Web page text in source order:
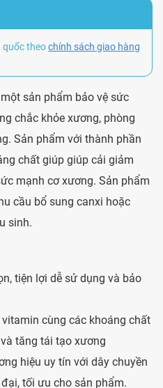
quốc theochính sách giao hàng
sản phẩm bảo vệ sức
chắc khỏe xương, phòng
Sản phẩm với thành phần
chất giúp giúp cải giảm
mạnh cơ xương. Sản phẩm
cầu bổ sung canxi hoặc
sinh.
tiện lợi dễ sử dụng và bảo
cùng các khoáng chất
tăng tái tạo xương
hiệu uy tín với dây chuyền
tối ưu cho sản phẩm.